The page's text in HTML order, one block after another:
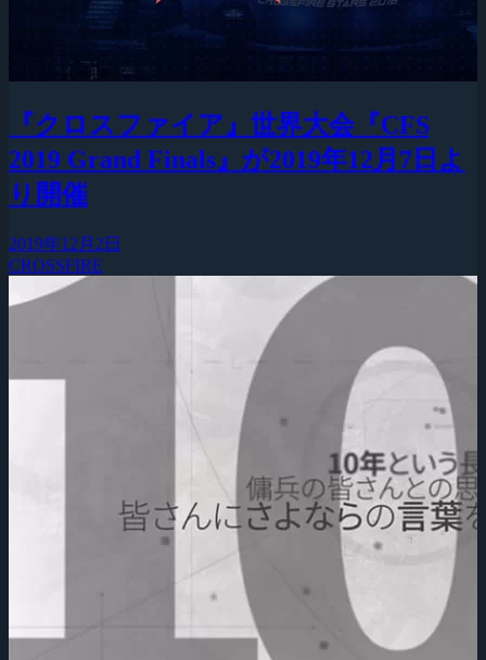
『クロスファイア』世界大会『CFS
2019 Grand Finals』が2019年12月7日よ
り開催
2019年12月2日
CROSSFIRE